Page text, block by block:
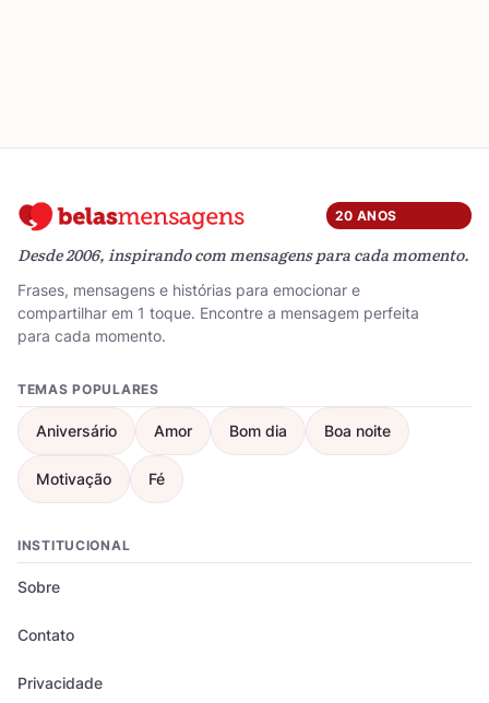
20 ANOS
Desde 2006, inspirando com mensagens para cada momento.
Frases, mensagens e histórias para emocionar e
compartilhar em 1 toque. Encontre a mensagem perfeita
para cada momento.
TEMAS POPULARES
Aniversário Amor Bom dia Boa noite
Motivação Fé
INSTITUCIONAL
Sobre
Contato
Privacidade